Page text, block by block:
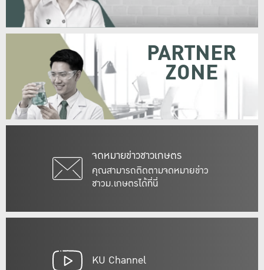
จดหมายข่าวชาวเกษตร
คุณสามารถติดตามจดหมายข่าว
ชาวม.เกษตรได้ที่นี่
PARTNER
ZONE
KU Channel